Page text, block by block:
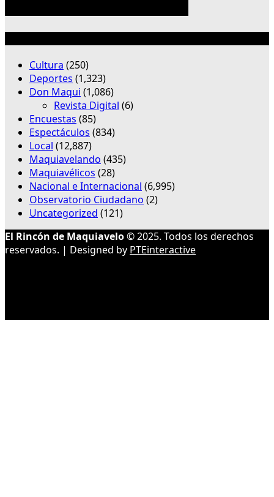
Cultura (250)
Deportes (1,323)
Don Maqui (1,086)
Revista Digital (6)
Encuestas (85)
Espectáculos (834)
Local (12,887)
Maquiavelando (435)
Maquiavélicos (28)
Nacional e Internacional (6,995)
Observatorio Ciudadano (2)
Uncategorized (121)
El Rincón de Maquiavelo© 2025. Todos los derechos
reservados. | Designed by PTEinteractive